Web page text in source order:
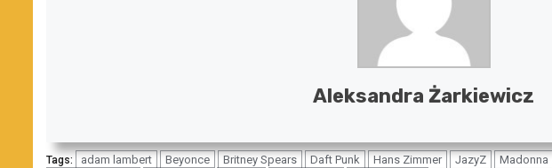
Aleksandra Żarkiewicz
Tags: adam lambert Beyonce Britney Spears Daft Punk Hans Zimmer JazyZ Madonna